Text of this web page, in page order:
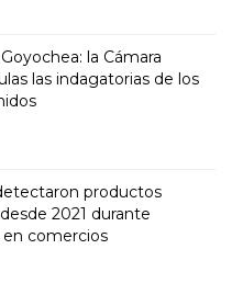
la Cámara
las indagatorias de los
productos
2021 durante
comercios